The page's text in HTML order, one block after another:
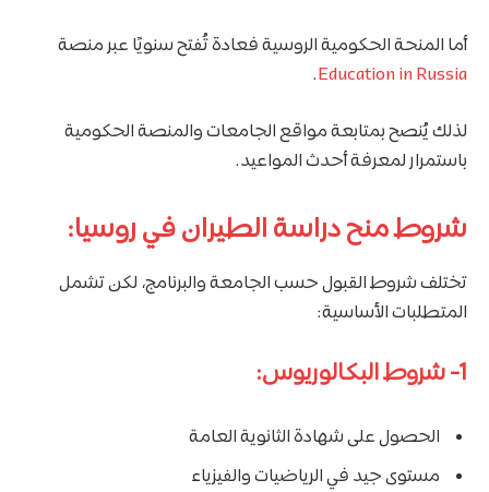
أما المنحة الحكومية الروسية فعادة تُفتح سنويًا عبر منصة
Education in Russia
.
لذلك يُنصح بمتابعة مواقع الجامعات والمنصة الحكومية
باستمرار لمعرفة أحدث المواعيد.
شروط منح دراسة الطيران في روسيا:
تختلف شروط القبول حسب الجامعة والبرنامج، لكن تشمل
المتطلبات الأساسية:
1- شروط البكالوريوس:
الحصول على شهادة الثانوية العامة
مستوى جيد في الرياضيات والفيزياء